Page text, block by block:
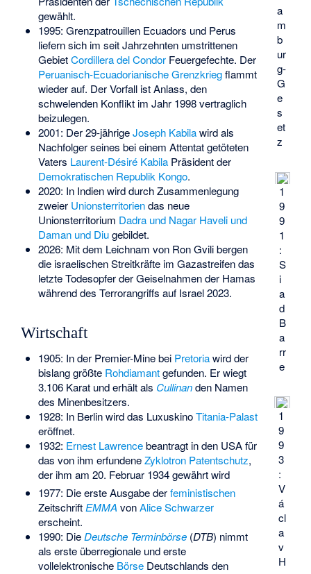
a
m
b
ur
g-
G
e
s
et
z
1
9
9
1
:
S
i
a
d
B
a
rr
e
1
9
9
3
:
V
á
cl
a
v
H
gewählt.
1995: Grenzpatrouillen Ecuadors und Perus
liefern sich im seit Jahrzehnten umstrittenen
GebietCordillera del CondorFeuergefechte. Der
Peruanisch-Ecuadorianische Grenzkriegflammt
wieder auf. Der Vorfall ist Anlass, den
schwelenden Konflikt im Jahr 1998 vertraglich
beizulegen.
2001: Der 29-jährigeJoseph Kabilawird als
Nachfolger seines bei einem Attentat getöteten
Vaters Laurent-Désiré KabilaPräsident der
Demokratischen Republik Kongo.
2020: In Indien wird durch Zusammenlegung
zweier Unionsterritoriendas neue
Unionsterritorium Dadra und Nagar Haveli und
Daman und Diugebildet.
2026: Mit dem Leichnam von Ron Gvili bergen
die israelischen Streitkräfte im Gazastreifen das
letzte Todesopfer derGeiselnahmen der Hamas
während des Terrorangriffs auf Israel 2023.
Wirtschaft
1905: In der Premier-Mine bei Pretoriawird der
bislang größte Rohdiamantgefunden. Er wiegt
3.106 Karat und erhält als Cullinanden Namen
des Minenbesitzers.
1928: In Berlin wird das LuxuskinoTitania-Palast
eröffnet.
1932: Ernest Lawrencebeantragt in den USA für
das von ihm erfundeneZyklotron Patentschutz,
der ihm am 20. Februar 1934 gewährt wird
1977: Die erste Ausgabe derfeministischen
Zeitschrift EMMA vonAlice Schwarzer
erscheint.
1990: DieDeutsche Terminbörse(DTB) nimmt
als erste überregionale und erste
vollelektronische BörseDeutschlands den